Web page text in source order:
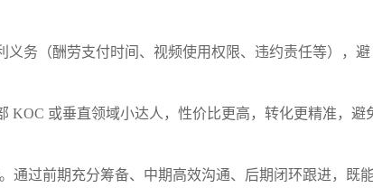
务（酬劳支付时间、视频使用权限、违约责任等），避
KOC 或垂直领域小达人，性价比更高，转化更精准，避
通过前期充分筹备、中期高效沟通、后期闭环跟进，既